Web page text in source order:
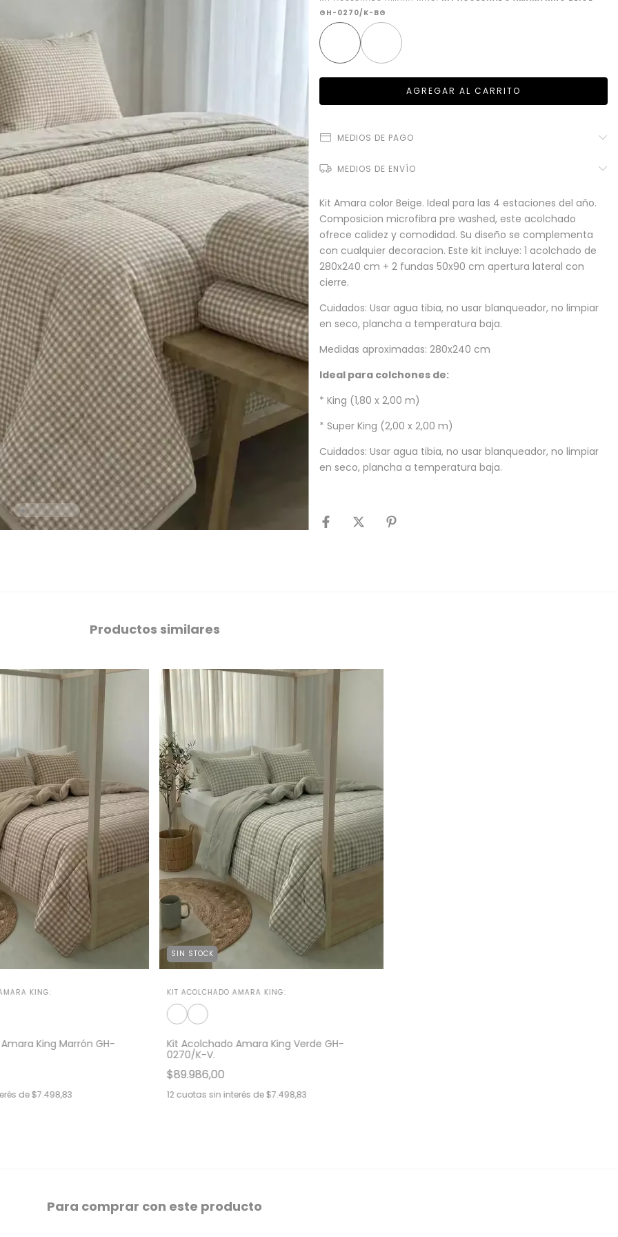
GH-0270/K-BG
MEDIOS DE PAGO
MEDIOS DE ENVÍO
Kit Amara color Beige. Ideal para las 4 estaciones del año.
Composicion microfibra pre washed, este acolchado
ofrece calidez y comodidad. Su diseño se complementa
con cualquier decoracion. Este kit incluye: 1 acolchado de
280x240 cm + 2 fundas 50x90 cm apertura lateral con
cierre.
Cuidados: Usar agua tibia, no usar blanqueador, no limpiar
en seco, plancha a temperatura baja.
Medidas aproximadas: 280x240 cm
Ideal para colchones de:
* King (1,80 x 2,00 m)
* Super King (2,00 x 2,00 m)
Cuidados: Usar agua tibia, no usar blanqueador, no limpiar
en seco, plancha a temperatura baja.
Productos similares
KING:
King Marrón GH-
de$7.498,83
SIN STOCK
KIT ACOLCHADO AMARA KING:
Kit Acolchado Amara King Verde GH-
0270/K-V.
$89.986,00
12 cuotas sin interés de$7.498,83
Para comprar con este producto